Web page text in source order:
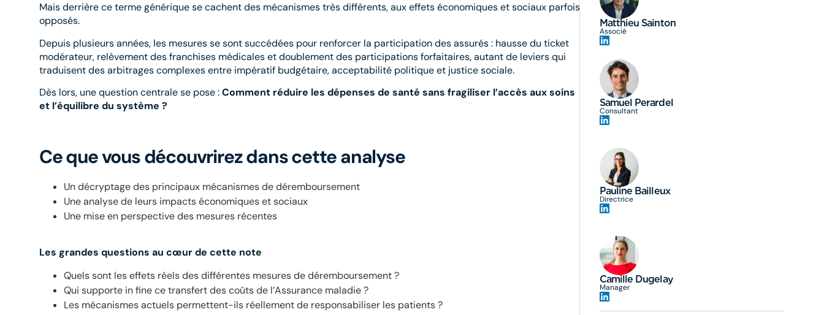
Mais derrière ce terme générique se cachent des mécanismes très différents, aux effets économiques et sociaux parfois
opposés.
Depuis plusieurs années, les mesures se sont succédées pour renforcer la participation des assurés : hausse du ticket
modérateur, relèvement des franchises médicales et doublement des participations forfaitaires, autant de leviers qui
traduisent des arbitrages complexes entre impératif budgétaire, acceptabilité politique et justice sociale.
Dès lors, une question centrale se pose :Comment réduire les dépenses de santé sans fragiliser l’accès aux soins
et l’équilibre du système ?
Ce que vous découvrirez dans cette analyse
Un décryptage des principaux mécanismes de déremboursement
Une analyse de leurs impacts économiques et sociaux
Une mise en perspective des mesures récentes
Les grandes questions au cœur de cette note
Quels sont les effets réels des différentes mesures de déremboursement ?
Qui supporte in fine ce transfert des coûts de l’Assurance maladie ?
Les mécanismes actuels permettent-ils réellement de responsabiliser les patients ?
Matthieu Sainton
Associé
Samuel Perardel
Consultant
Pauline Bailleux
Directrice
Camille Dugelay
Manager